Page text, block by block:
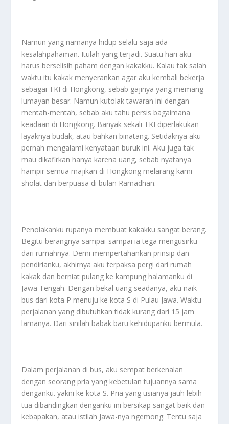
Namun yang namanya hidup selalu saja ada
kesalahpahaman. Itulah yang terjadi. Suatu hari aku
harus berselisih paham dengan kakakku. Kalau tak salah
waktu itu kakak menyerankan agar aku kembali bekerja
sebagai TKI di Hongkong, sebab gajinya yang memang
lumayan besar. Namun kutolak tawaran ini dengan
mentah-mentah, sebab aku tahu persis bagaimana
keadaan di Hongkong. Banyak sekali TKI diperlakukan
layaknya budak, atau bahkan binatang. Setidaknya aku
pernah mengalami kenyataan buruk ini. Aku juga tak
mau dikafirkan hanya karena uang, sebab nyatanya
hampir semua majikan di Hongkong melarang kami
sholat dan berpuasa di bulan Ramadhan.
Penolakanku rupanya membuat kakakku sangat berang.
Begitu berangnya sampai-sampai ia tega mengusirku
dari rumahnya. Demi mempertahankan prinsip dan
pendirianku, akhirnya aku terpaksa pergi dari rumah
kakak dan berniat pulang ke kampung halamanku di
Jawa Tengah. Dengan bekal uang seadanya, aku naik
bus dari kota P menuju ke kota S di Pulau Jawa. Waktu
perjalanan yang dibutuhkan tidak kurang dari 15 jam
lamanya. Dari sinilah babak baru kehidupanku bermula.
Dalam perjalanan di bus, aku sempat berkenalan
dengan seorang pria yang kebetulan tujuannya sama
denganku. yakni ke kota S. Pria yang usianya jauh lebih
tua dibandingkan denganku ini bersikap sangat baik dan
kebapakan, atau istilah Jawa-nya ngemong. Tentu saja